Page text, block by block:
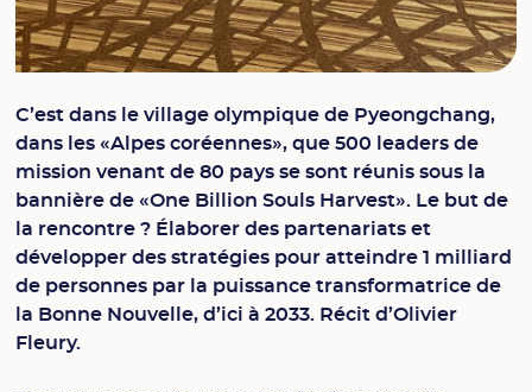
C’est dans le village olympique de Pyeongchang,
dans les «Alpes coréennes», que 500 leaders de
mission venant de 80 pays se sont réunis sous la
bannière de «One Billion Souls Harvest». Le but de
la rencontre ? Élaborer des partenariats et
développer des stratégies pour atteindre 1 milliard
de personnes par la puissance transformatrice de
la Bonne Nouvelle, d’ici à 2033. Récit d’Olivier
Fleury.